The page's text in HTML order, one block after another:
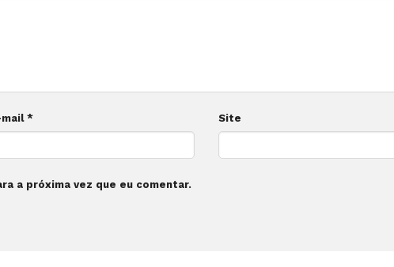
mail* Site
a próxima vez que eu comentar.